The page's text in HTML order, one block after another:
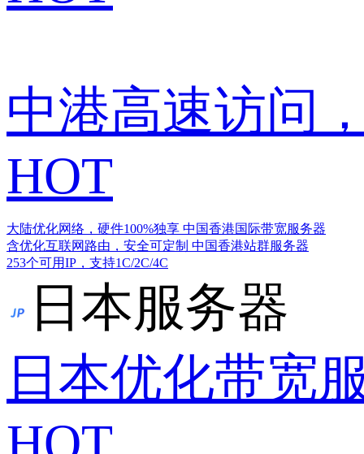
中港高速访问
HOT
大陆优化网络，硬件100%独享 中国香港国际带宽服务器
含优化互联网路由，安全可定制 中国香港站群服务器
253个可用IP，支持1C/2C/4C
日本服务器
日本优化带宽